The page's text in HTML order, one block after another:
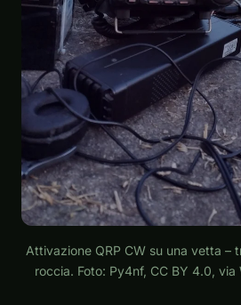
Attivazione QRP CW su una vetta –
roccia. Foto: Py4nf, CC BY 4.0, via